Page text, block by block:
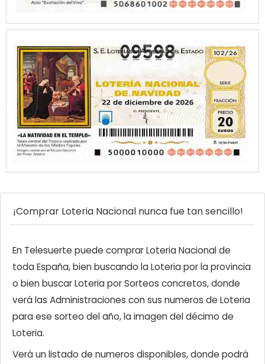
09598
¡Comprar Loteria Nacional nunca fue tan sencillo!
En Telesuerte puede comprar Loteria Nacional de
toda España, bien buscando la Loteria por la provincia
o bien buscar Loteria por Sorteos concretos, donde
verá las Administraciones con sus numeros de Loteria
para ese sorteo del año, la imagen del décimo de
Loteria.
Verá un listado de numeros disponibles, donde podrá